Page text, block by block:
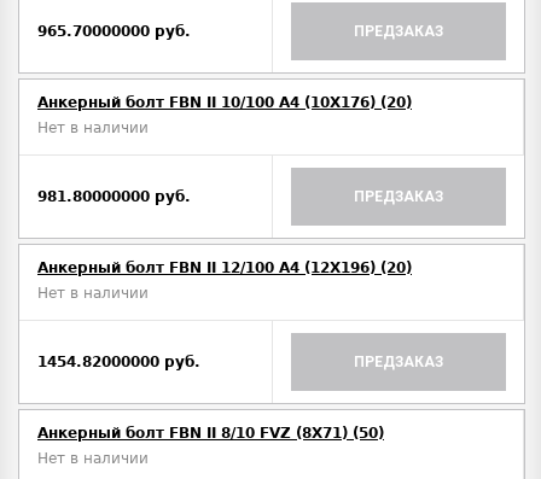
965.70000000 руб. ПРЕДЗАКАЗ
Анкерный болт FBN II 10/100 A4 (10X176) (20)
Нет в наличии
981.80000000 руб. ПРЕДЗАКАЗ
Анкерный болт FBN II 12/100 A4 (12X196) (20)
Нет в наличии
1454.82000000 руб. ПРЕДЗАКАЗ
Анкерный болт FBN II 8/10 FVZ (8X71) (50)
Нет в наличии